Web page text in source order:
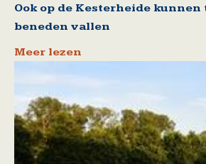
Ook op de Kesterheide
beneden vallen
Meer lezen